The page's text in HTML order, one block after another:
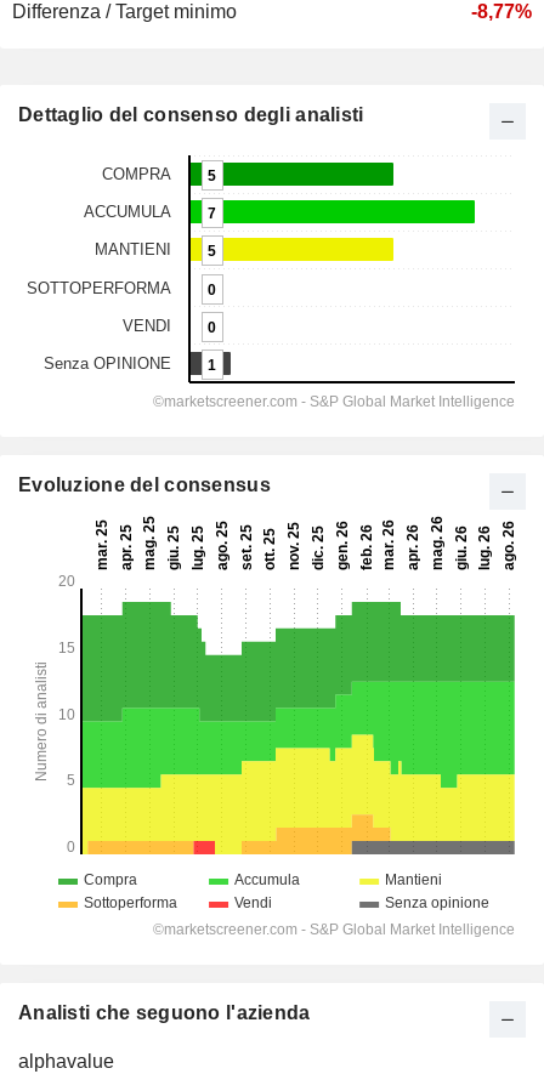
Differenza / Target minimo
-8,77%
Dettaglio del consenso degli analisti
Evoluzione del consensus
Analisti che seguono l'azienda
alphavalue